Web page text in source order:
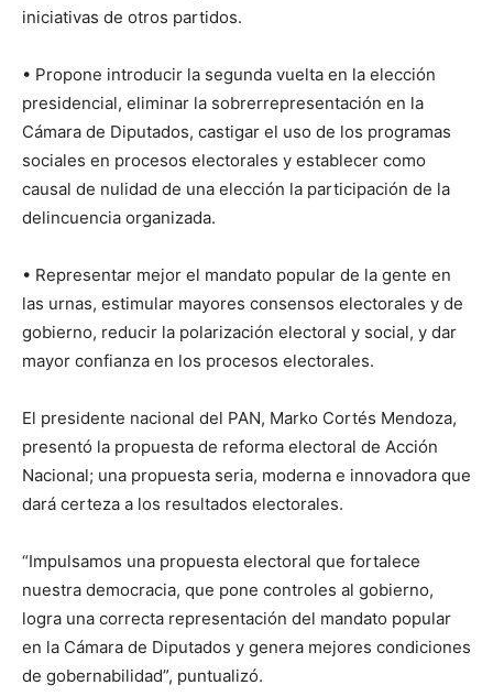
iniciativas de otros partidos.
• Propone introducir la segunda vuelta en la elección
presidencial, eliminar la sobrerrepresentación en la
Cámara de Diputados, castigar el uso de los programas
sociales en procesos electorales y establecer como
causal de nulidad de una elección la participación de la
delincuencia organizada.
• Representar mejor el mandato popular de la gente en
las urnas, estimular mayores consensos electorales y de
gobierno, reducir la polarización electoral y social, y dar
mayor confianza en los procesos electorales.
El presidente nacional del PAN, Marko Cortés Mendoza,
presentó la propuesta de reforma electoral de Acción
Nacional; una propuesta seria, moderna e innovadora que
dará certeza a los resultados electorales.
“Impulsamos una propuesta electoral que fortalece
nuestra democracia, que pone controles al gobierno,
logra una correcta representación del mandato popular
en la Cámara de Diputados y genera mejores condiciones
de gobernabilidad”, puntualizó.